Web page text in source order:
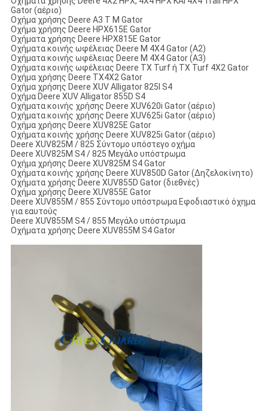
Gator (αέριο)
Οχήμα χρήσης Deere A3 T M Gator
Οχήμα χρήσης Deere HPX615E Gator
Οχήματα χρήσης Deere HPX815E Gator
Οχήματα κοινής ωφέλειας Deere M 4X4 Gator (A2)
Οχήματα κοινής ωφέλειας Deere M 4X4 Gator (A3)
Οχήματα κοινής ωφέλειας Deere TX Turf ή TX Turf 4X2 Gator
Οχήμα χρήσης Deere TX4X2 Gator
Οχήμα χρήσης Deere XUV Alligator 825I S4
Οχήμα Deere XUV Alligator 855D S4
Οχήματα κοινής χρήσης Deere XUV620i Gator (αέριο)
Οχήματα κοινής χρήσης Deere XUV625i Gator (αέριο)
Οχήμα χρήσης Deere XUV825E Gator
Οχήματα κοινής χρήσης Deere XUV825i Gator (αέριο)
Deere XUV825M / 825 Σύντομο υπόστεγο οχήμα
Deere XUV825M S4 / 825 Μεγάλο υπόστρωμα
Οχήμα χρήσης Deere XUV825M S4 Gator
Οχήματα κοινής χρήσης Deere XUV850D Gator (Δηζελοκίνητο)
Οχήματα χρήσης Deere XUV855D Gator (διεθνές)
Οχήμα χρήσης Deere XUV855E Gator
Deere XUV855M / 855 Σύντομο υπόστρωμα Εφοδιαστικό όχημα
για εαυτούς
Deere XUV855M S4 / 855 Μεγάλο υπόστρωμα
Οχήματα χρήσης Deere XUV855M S4 Gator